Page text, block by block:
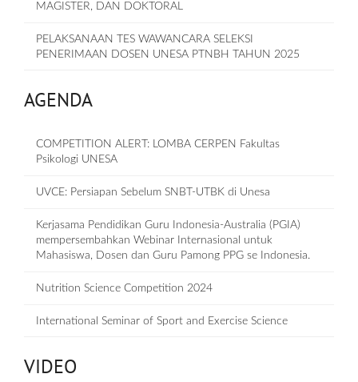
MAGISTER, DAN DOKTORAL
PELAKSANAAN TES WAWANCARA SELEKSI
PENERIMAAN DOSEN UNESA PTNBH TAHUN 2025
AGENDA
COMPETITION ALERT: LOMBA CERPEN Fakultas
Psikologi UNESA
UVCE: Persiapan Sebelum SNBT-UTBK di Unesa
Kerjasama Pendidikan Guru Indonesia-Australia (PGIA)
mempersembahkan Webinar Internasional untuk
Mahasiswa, Dosen dan Guru Pamong PPG se Indonesia.
Nutrition Science Competition 2024
International Seminar of Sport and Exercise Science
VIDEO